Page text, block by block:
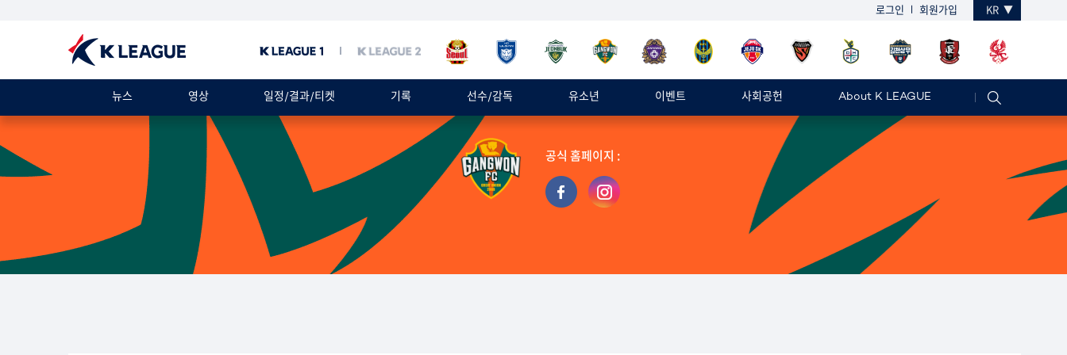
로그인 회원가입 KR
뉴스 영상 일정/결과/티켓 기록 선수/감독 유소년 이벤트 사회공헌 About K LEAGUE
공식 홈페이지 :